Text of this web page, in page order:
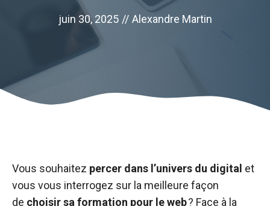
juin 30, 2025 // Alexandre Martin
Vous souhaitez percer dans l’univers du digital et
vous vous interrogez sur la meilleure façon
de choisir sa formation pour le web? Face à la